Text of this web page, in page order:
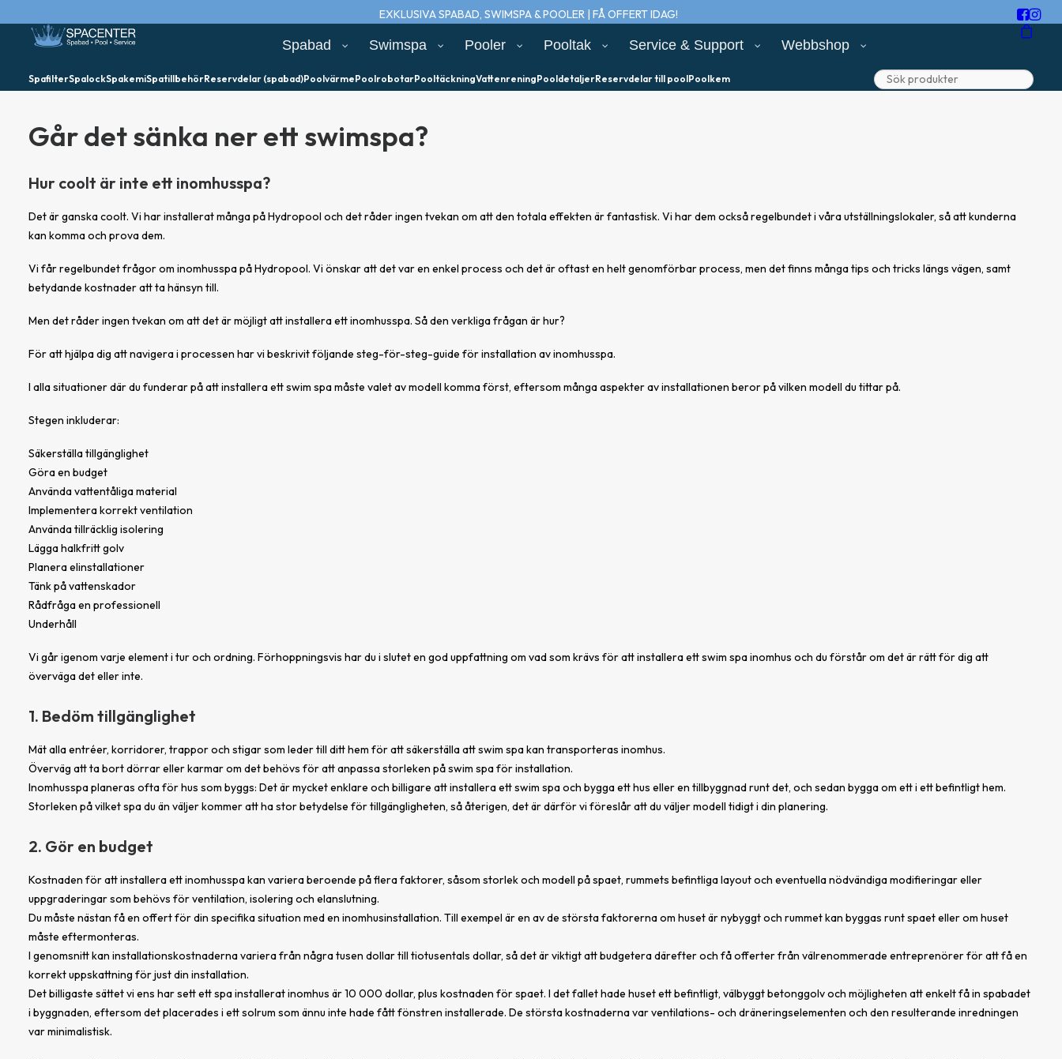
EXKLUSIVA SPABAD, SWIMSPA & POOLER | FÅ OFFERT IDAG!
Spabad Swimspa Pooler Pooltak Service & Support Webbshop
SpafilterSpalockSpakemiSpatillbehörReservdelar (spabad)PoolvärmePoolrobotarPooltäckningVattenreningPooldetaljerReservdelar till poolPoolkem
Går det sänka ner ett swimspa?
Hur coolt är inte ett inomhusspa?
Det är ganska coolt. Vi har installerat många på Hydropool och det råder ingen tvekan om att den totala effekten är fantastisk. Vi har dem också regelbundet i våra utställningslokaler, så att kunderna
kan komma och prova dem.
Vi får regelbundet frågor om inomhusspa på Hydropool. Vi önskar att det var en enkel process och det är oftast en helt genomförbar process, men det finns många tips och tricks längs vägen, samt
betydande kostnader att ta hänsyn till.
Men det råder ingen tvekan om att det är möjligt att installera ett inomhusspa. Så den verkliga frågan är hur?
För att hjälpa dig att navigera i processen har vi beskrivit följande steg-för-steg-guide för installation av inomhusspa.
I alla situationer där du funderar på att installera ett swim spa måste valet av modell komma först, eftersom många aspekter av installationen beror på vilken modell du tittar på.
Stegen inkluderar:
Säkerställa tillgänglighet
Göra en budget
Använda vattentåliga material
Implementera korrekt ventilation
Använda tillräcklig isolering
Lägga halkfritt golv
Planera elinstallationer
Tänk på vattenskador
Rådfråga en professionell
Underhåll
Vi går igenom varje element i tur och ordning. Förhoppningsvis har du i slutet en god uppfattning om vad som krävs för att installera ett swim spa inomhus och du förstår om det är rätt för dig att
överväga det eller inte.
1. Bedöm tillgänglighet
Mät alla entréer, korridorer, trappor och stigar som leder till ditt hem för att säkerställa att swim spa kan transporteras inomhus.
Överväg att ta bort dörrar eller karmar om det behövs för att anpassa storleken på swim spa för installation.
Inomhusspa planeras ofta för hus som byggs: Det är mycket enklare och billigare att installera ett swim spa och bygga ett hus eller en tillbyggnad runt det, och sedan bygga om ett i ett befintligt hem.
Storleken på vilket spa du än väljer kommer att ha stor betydelse för tillgängligheten, så återigen, det är därför vi föreslår att du väljer modell tidigt i din planering.
2. Gör en budget
Kostnaden för att installera ett inomhusspa kan variera beroende på flera faktorer, såsom storlek och modell på spaet, rummets befintliga layout och eventuella nödvändiga modifieringar eller
uppgraderingar som behövs för ventilation, isolering och elanslutning.
Du måste nästan få en offert för din specifika situation med en inomhusinstallation. Till exempel är en av de största faktorerna om huset är nybyggt och rummet kan byggas runt spaet eller om huset
måste eftermonteras.
I genomsnitt kan installationskostnaderna variera från några tusen dollar till tiotusentals dollar, så det är viktigt att budgetera därefter och få offerter från välrenommerade entreprenörer för att få en
korrekt uppskattning för just din installation.
Det billigaste sättet vi ens har sett ett spa installerat inomhus är 10 000 dollar, plus kostnaden för spaet. I det fallet hade huset ett befintligt, välbyggt betonggolv och möjligheten att enkelt få in spabadet
i byggnaden, eftersom det placerades i ett solrum som ännu inte hade fått fönstren installerade. De största kostnaderna var ventilations- och dräneringselementen och den resulterande inredningen
var minimalistisk.